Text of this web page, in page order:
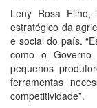
Leny Rosa Filho,
estratégico da
e social do país.
como o Governo
pequenos
ferramentas
competitividade”.